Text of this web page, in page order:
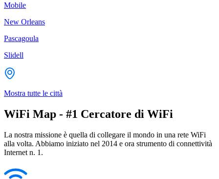
Mobile
New Orleans
Pascagoula
Slidell
Mostra tutte le città
WiFi Map - #1 Cercatore di WiFi
La nostra missione è quella di collegare il mondo in una rete WiFi
alla volta. Abbiamo iniziato nel 2014 e ora strumento di connettività
Internet n. 1.